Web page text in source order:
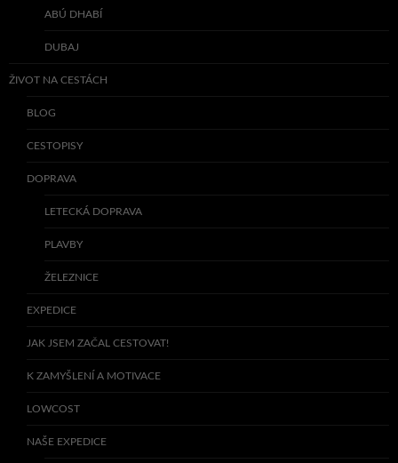
ABÚ DHABÍ
DUBAJ
ŽIVOT NA CESTÁCH
BLOG
CESTOPISY
DOPRAVA
LETECKÁ DOPRAVA
PLAVBY
ŽELEZNICE
EXPEDICE
JAK JSEM ZAČAL CESTOVAT!
K ZAMYŠLENÍ A MOTIVACE
LOWCOST
NAŠE EXPEDICE